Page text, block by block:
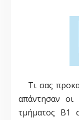
Τι σας
απάντησαν οι
τμήματος Β1